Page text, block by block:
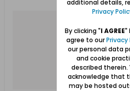
Zdjęcia i skany
z Polski. Księgi
Polska
urodzenia, ślubu i
additional details,
Privacy
By clicking "I AGREE"
agree to ourPrivacy
our personal data
and cookie
described therein.
acknowledge that
may be hosted